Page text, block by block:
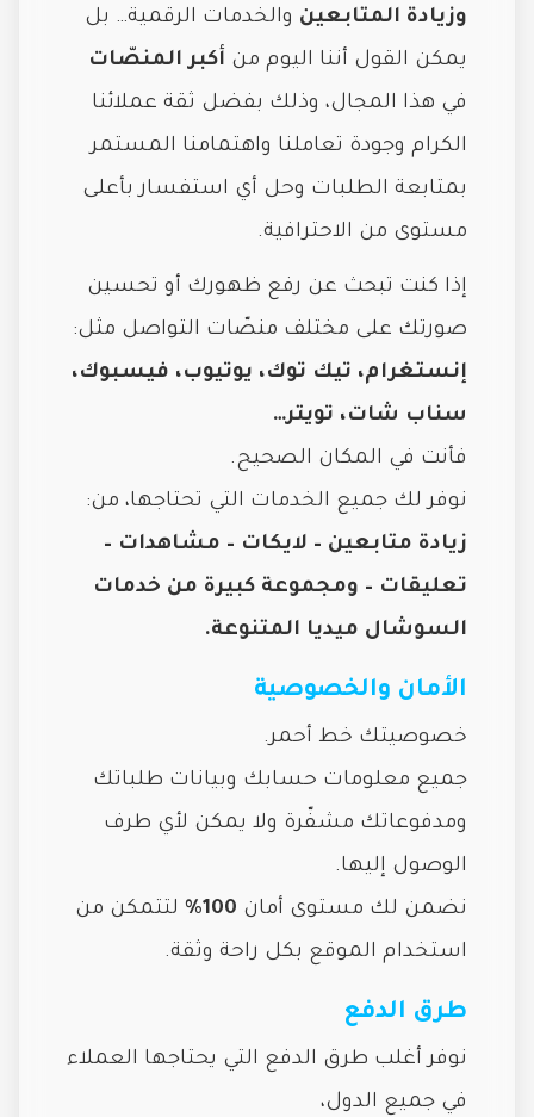
وزيادة المتابعين والخدمات الرقمية… بل
يمكن القول أننا اليوم من أكبر المنصّات
في هذا المجال، وذلك بفضل ثقة عملائنا
الكرام وجودة تعاملنا واهتمامنا المستمر
بمتابعة الطلبات وحل أي استفسار بأعلى
مستوى من الاحترافية.
إذا كنت تبحث عن رفع ظهورك أو تحسين
صورتك على مختلف منصّات التواصل مثل:
إنستغرام، تيك توك، يوتيوب، فيسبوك،
سناب شات، تويتر…
فأنت في المكان الصحيح.
نوفر لك جميع الخدمات التي تحتاجها، من:
زيادة متابعين – لايكات – مشاهدات –
تعليقات – ومجموعة كبيرة من خدمات
السوشال ميديا المتنوعة.
الأمان والخصوصية
خصوصيتك خط أحمر.
جميع معلومات حسابك وبيانات طلباتك
ومدفوعاتك مشفّرة ولا يمكن لأي طرف
الوصول إليها.
نضمن لك مستوى أمان 100%
لتتمكن من
استخدام الموقع بكل راحة وثقة.
طرق الدفع
نوفر أغلب طرق الدفع التي يحتاجها العملاء
في جميع الدول،